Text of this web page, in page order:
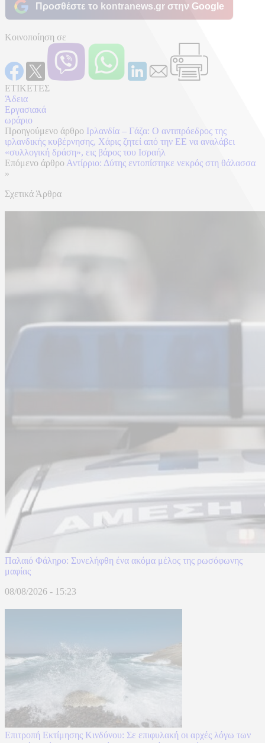
Προσθέστε το kontranews.gr στην Google
Κοινοποίηση σε
ΕΤΙΚΕΤΕΣ
Άδεια
Εργασιακά
ωράριο
Προηγούμενο άρθρο Ιρλανδία – Γάζα: Ο αντιπρόεδρος της
ιρλανδικής κυβέρνησης, Χάρις ζητεί από την ΕΕ να αναλάβει
«συλλογική δράση», εις βάρος του Ισραήλ
Επόμενο άρθρο Αντίρριο: Δύτης εντοπίστηκε νεκρός στη θάλασσα
»
Σχετικά Άρθρα
Παλαιό Φάληρο: Συνελήφθη ένα ακόμα μέλος της ρωσόφωνης
μαφίας
08/08/2026 - 15:23
Επιτροπή Εκτίμησης Κινδύνου: Σε επιφυλακή οι αρχές λόγω των